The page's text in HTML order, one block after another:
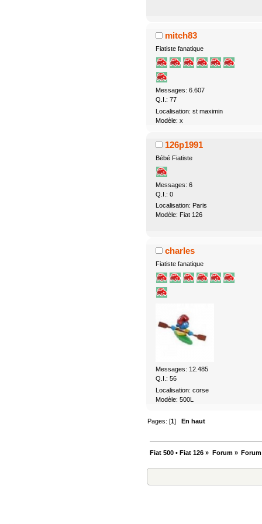
mitch83
Fiatiste fanatique
Messages: 6.607
Q.I.: 77
Localisation: st maximin
Modèle: x
126p1991
Bébé Fiatiste
Messages: 6
Q.I.: 0
Localisation: Paris
Modèle: Fiat 126
charles
Fiatiste fanatique
Messages: 12.485
Q.I.: 56
Localisation: corse
Modèle: 500L
Pages: [1]En haut
Fiat 500 • Fiat 126 » Forum»